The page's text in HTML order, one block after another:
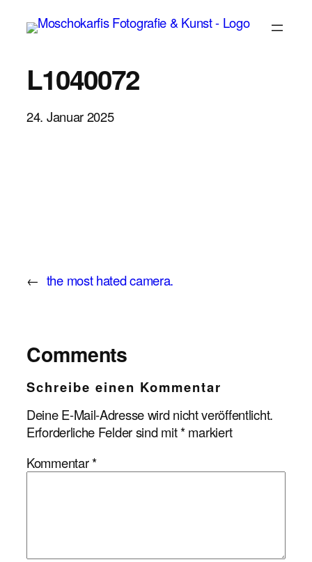
Inhalt
L1040072
24. Januar 2025
← the most hated camera.
Comments
Schreibe einen Kommentar
Deine E-Mail-Adresse wird nicht veröffentlicht.
Erforderliche Felder sind mit*markiert
Kommentar*